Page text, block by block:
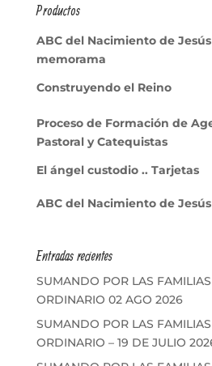
Productos
ABC del Nacimiento de
memorama
Construyendo el Reino
Proceso de Formación de
Pastoral y Catequistas
El ángel custodio .. Tarjetas
ABC del Nacimiento de
Entradas recientes
SUMANDO POR LAS
ORDINARIO 02 AGO 2026
SUMANDO POR LAS
ORDINARIO – 19 DE JULIO